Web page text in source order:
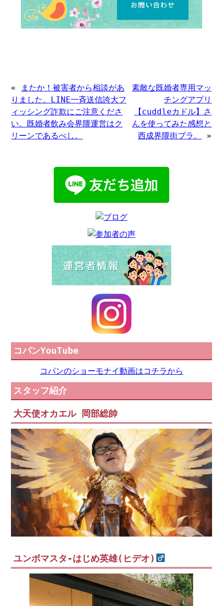
«
またか！被害者から相談があ
りました。LINE一斉送信誇大フ
ィッシング詐欺にご注意くださ
い。既婚者飲み会界隈運営はク
リーンであるべし。
素敵な既婚者専用マッ
チングアプリ
【cuddleカドル】さ
んを使ってみた感想と
西成界隈街ブラ。
»
コパンYouTube
コパンのショーモナイ動画はコチラから
スタッフ紹介
大天使オカエル 岡部総帥
ユンボマスタ-はじめ英雄(ヒデオ)